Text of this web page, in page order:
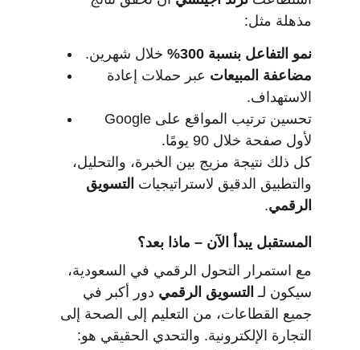
مذهلة مثل:
نمو التفاعل بنسبة 300%
خلال شهرين.
مضاعفة المبيعات عبر حملات إعادة
الاستهداف.
لأول صفحة خلال 90 يومًا.
كل ذلك نتيجة مزيج بين الخبرة، والتحليل،
والتطبيق الدقيق لاستراتيجيات التسويق
الرقمي.
المستقبل يبدأ الآن – ماذا بعد؟
مع استمرار التحول الرقمي في السعودية،
سيكون لـ التسويق الرقمي دور أكبر في
جميع القطاعات، من التعليم إلى الصحة إلى
التجارة الإلكترونية. والتحدي الحقيقي هو: